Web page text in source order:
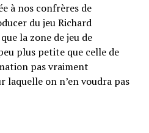
à nos confrères de
du jeu Richard
la zone de jeu de
plus petite que celle de
pas vraiment
on n’en voudra pas